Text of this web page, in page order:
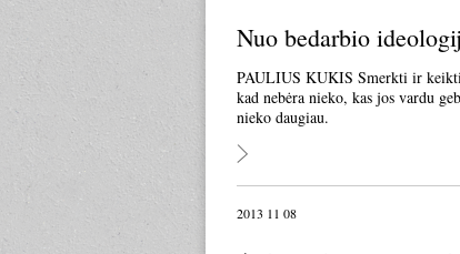
Nuo bedarbio
PAULIUS KUKIS Smerkti ir
kad nebėra nieko, kas jos vardu
nieko daugiau.
2013 11 08